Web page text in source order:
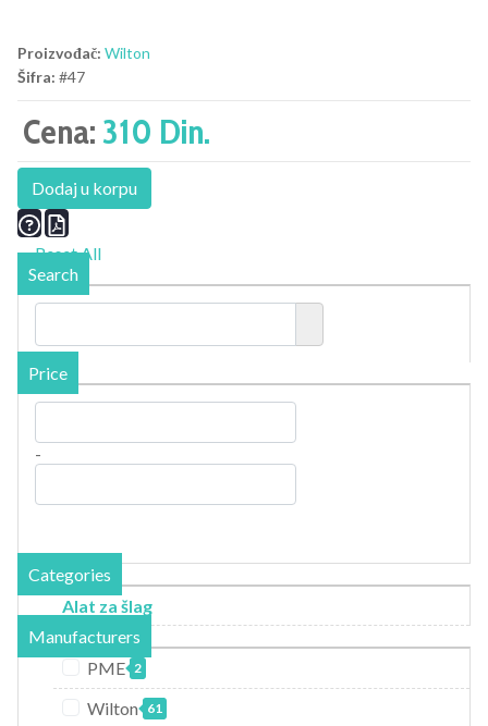
Proizvođač: Wilton
Šifra: #47
Cena:310 Din.
Dodaj u korpu
Reset All
Search
Price
-
Categories
Alat za šlag
Manufacturers
PME 2
Wilton 61